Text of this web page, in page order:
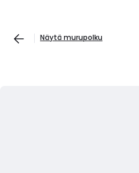
Näytä murupolku